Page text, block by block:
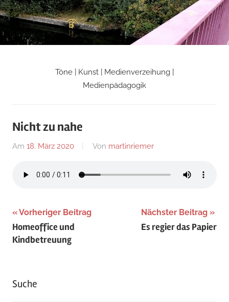
Zum
Inhalt
springen
Martin
Blog
Töne | Kunst | Medienverzeihung |
Medienpädagogik
Nicht zu nahe
Am 18. März 2020 Von martinriemer
Beitragsnavigation
Vorheriger Beitrag
Homeoffice und
Kindbetreuung
Nächster Beitrag
Es regier das Papier
Suche